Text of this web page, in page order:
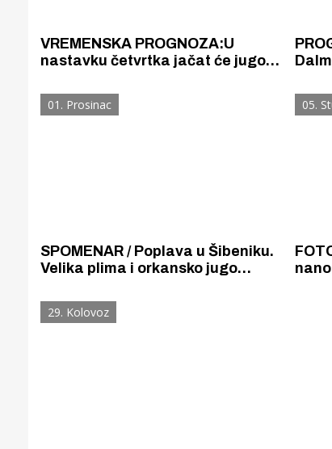
VREMENSKA PROGNOZA:U
nastavku četvrtka jačat će jugo, u
uglavnom duž Jadrana
01. Prosinac
SPOMENAR / Poplava u Šibeniku.
Velika plima i orkansko jugo
trgovine i kavane.
05.
29. Kolovoz